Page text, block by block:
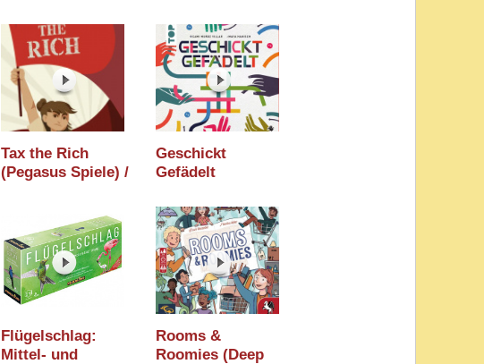
/ Essen 2026
2026 / Essen 2026
Tax the Rich
(Pegasus Spiele) /
Geschickt
Gefädelt
Holzminden 2026
/ Essen 2026
Flügelschlag:
Mittel- und
Rooms &
Roomies (Deep